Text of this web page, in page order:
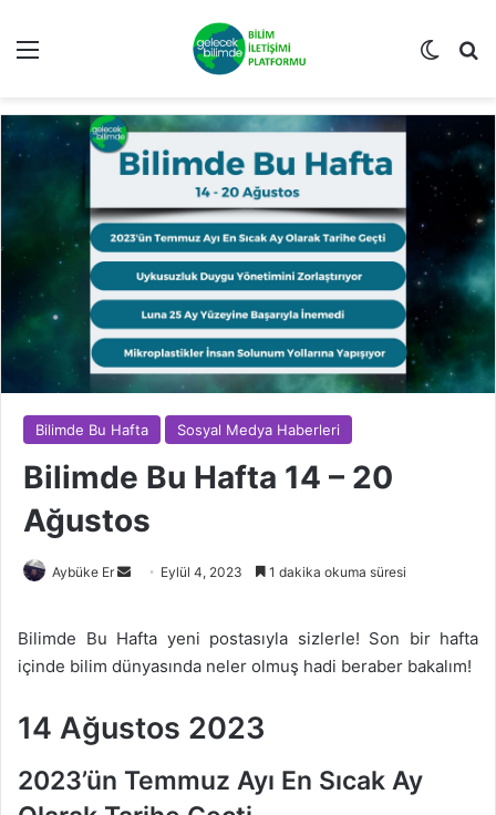
Menü Dış
Bilimde Bu Hafta Sosyal Medya Haberleri
Bilimde Bu Hafta 14 – 20
Ağustos
Aybüke Er
Bir
göndermek
Eylül 4, 2023 1 dakika okuma süresi
Bilimde Bu Hafta yeni postasıyla sizlerle! Son bir hafta
içinde bilim dünyasında neler olmuş hadi beraber bakalım!
14 Ağustos 2023
2023’ün Temmuz Ayı En Sıcak Ay